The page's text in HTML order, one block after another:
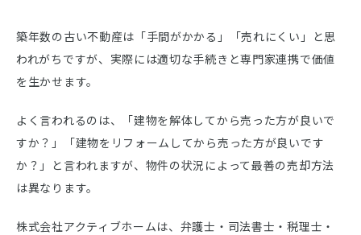
築年数の古い不動産は「手間がかかる」「売れにくい」と思
われがちですが、実際には適切な手続きと専門家連携で価値
を生かせます。
よく言われるのは、「建物を解体してから売った方が良いで
すか？」「建物をリフォームしてから売った方が良いです
か？」と言われますが、物件の状況によって最善の売却方法
は異なります。
株式会社アクティブホームは、弁護士・司法書士・税理士・